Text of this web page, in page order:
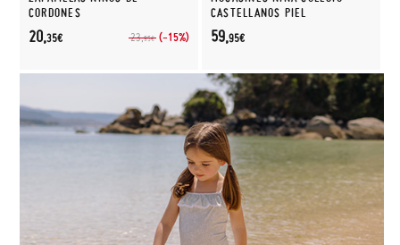
CORDONES
23,95€ (-15%)
20,35€
CASTELLANOS PIEL
59,95€